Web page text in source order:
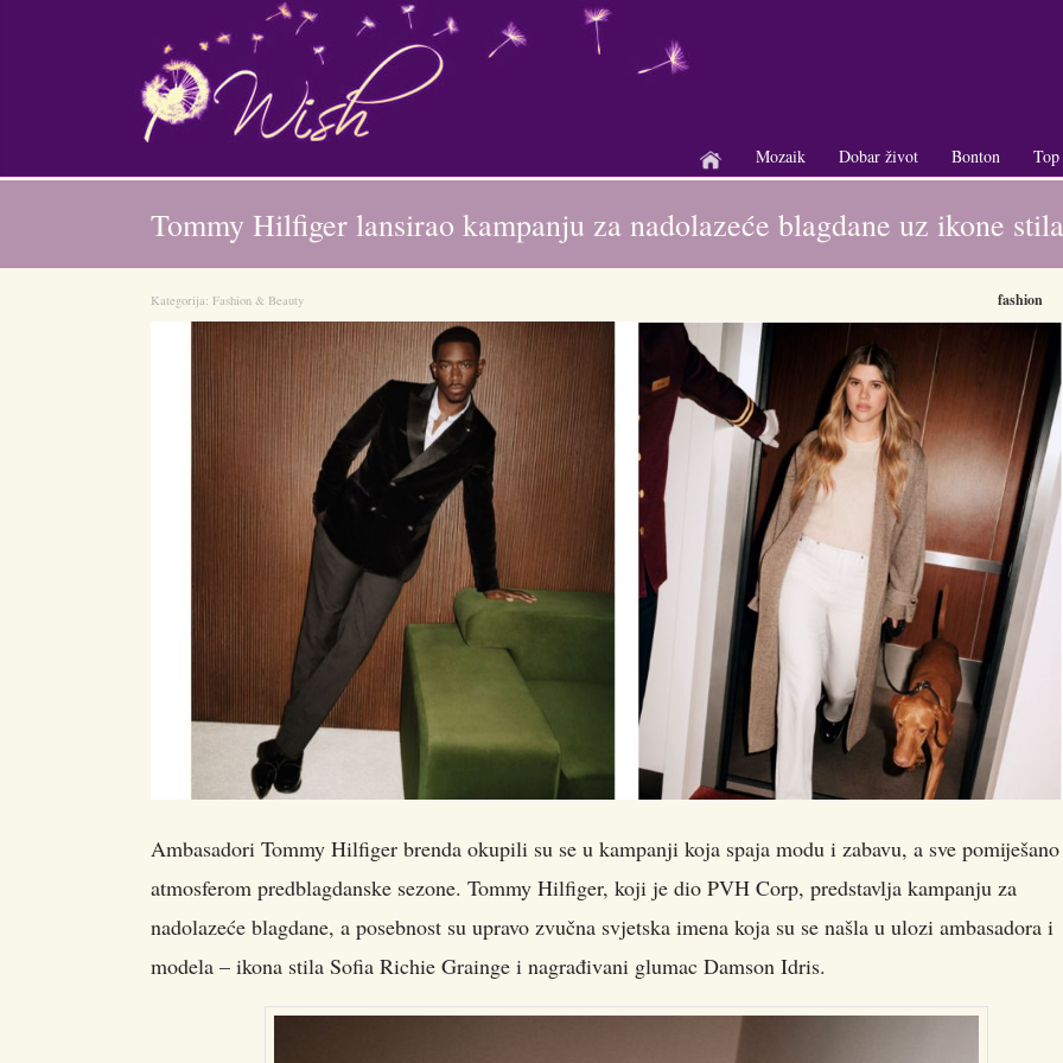
+
Mozaik
+
Dobar život
+
Bonton
Tommy Hilfiger lansirao kampanju za nadolazeće blagdane uz ikone
Kategorija: Fashion & Beauty fashion
Ambasadori Tommy Hilfiger brenda okupili su se u kampanji koja spaja modu i zabavu, a sve pomiješano
atmosferom predblagdanske sezone. Tommy Hilfiger, koji je dio PVH Corp, predstavlja kampanju za
nadolazeće blagdane, a posebnost su upravo zvučna svjetska imena koja su se našla u ulozi ambasadora i
modela – ikona stila Sofia Richie Grainge i nagrađivani glumac Damson Idris.